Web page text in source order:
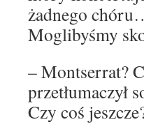
żadnego
Moglibyśmy
– Montserrat?
przetłumaczył
Czy coś